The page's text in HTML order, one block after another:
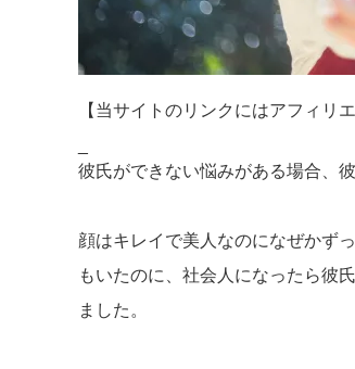
【当サイトのリンクにはアフィリ
彼氏ができない悩みがある場合、
顔はキレイで美人なのになぜかず
もいたのに、社会人になったら彼
ました。